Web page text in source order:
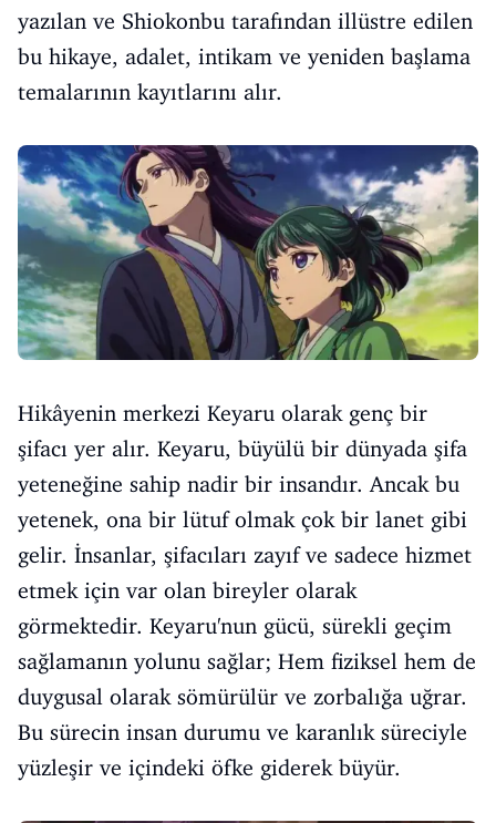
yazılan ve Shiokonbu tarafından illüstre edilen
bu hikaye, adalet, intikam ve yeniden başlama
temalarının kayıtlarını alır.
Hikâyenin merkezi Keyaru olarak genç bir
şifacı yer alır. Keyaru, büyülü bir dünyada şifa
yeteneğine sahip nadir bir insandır. Ancak bu
yetenek, ona bir lütuf olmak çok bir lanet gibi
gelir. İnsanlar, şifacıları zayıf ve sadece hizmet
etmek için var olan bireyler olarak
görmektedir. Keyaru'nun gücü, sürekli geçim
sağlamanın yolunu sağlar; Hem fiziksel hem de
duygusal olarak sömürülür ve zorbalığa uğrar.
Bu sürecin insan durumu ve karanlık süreciyle
yüzleşir ve içindeki öfke giderek büyür.